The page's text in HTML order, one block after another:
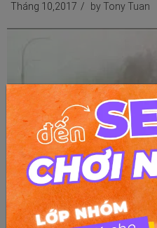
Tháng 10,2017 / by Tony Tuan